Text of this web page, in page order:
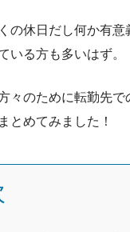
の休日だし何か有
いる方も多いはず。
々のために転勤先で
とめてみました！